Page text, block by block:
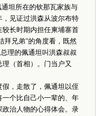
坦所在的钦那瓦家族与
见证过洪森从波尔布特
长时期内担任柬埔寨首
拜兄弟”的角度看，既然
理的佩通坦叫洪森叔叔
（首相）。门当户又
，走散了，佩通坦以侄
个比自己小一辈的、年
治人物的心得体会。录